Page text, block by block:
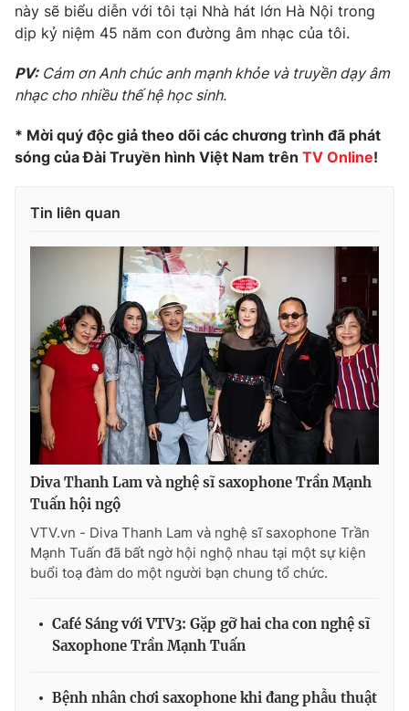
này sẽ biểu diễn với tôi tại Nhà hát lớn Hà Nội trong
dịp kỷ niệm 45 năm con đường âm nhạc của tôi.
PV:Cám ơn Anh chúc anh mạnh khỏe và truyền dạy âm
nhạc cho nhiều thế hệ học sinh.
* Mời quý độc giả theo dõi các chương trình đã phát
sóng của Đài Truyền hình Việt Nam trên TV Online!
Tin liên quan
Diva Thanh Lam và nghệ sĩ saxophone Trần Mạnh
Tuấn hội ngộ
VTV.vn - Diva Thanh Lam và nghệ sĩ saxophone Trần
Mạnh Tuấn đã bất ngờ hội nghộ nhau tại một sự kiện
buổi toạ đàm do một người bạn chung tổ chức.
Café Sáng với VTV3: Gặp gỡ hai cha con nghệ sĩ
Saxophone Trần Mạnh Tuấn
Bệnh nhân chơi saxophone khi đang phẫu thuật